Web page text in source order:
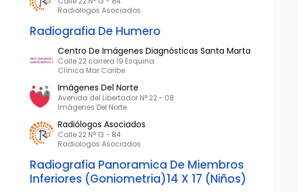
Radiologos Asociados
Radiografia De Humero
Centro De Imágenes Diagnósticas Santa Marta
Calle 22 carrera 19 Esquina
Clínica Mar Caribe
Imágenes Del Norte
Avenida del Libertador N° 22 - 08
Imágenes Del Norte
Radiólogos Asociados
Calle 22 N° 13 - 84
Radiologos Asociados
Radiografia Panoramica De Miembros
Inferiores (Goniometria)14 X 17 (Niños)